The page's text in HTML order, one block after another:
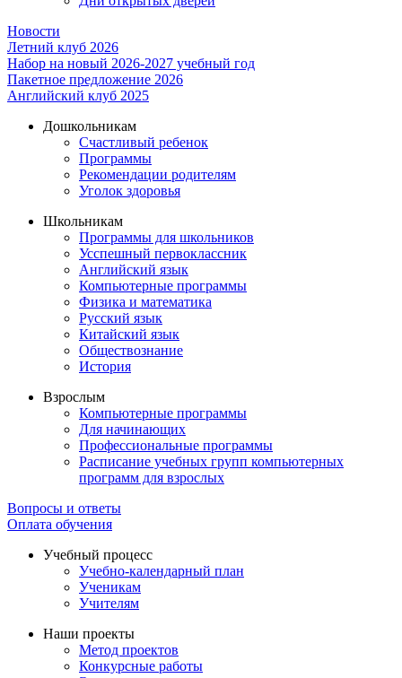
Новости
Летний клуб 2026
Набор на новый 2026-2027 учебный год
Пакетное предложение 2026
Английский клуб 2025
Дошкольникам
Счастливый ребенок
Программы
Рекомендации родителям
Уголок здоровья
Школьникам
Программы для школьников
Усспешный первоклассник
Английский язык
Компьютерные программы
Физика и математика
Русский язык
Китайский язык
Обществознание
История
Взрослым
Компьютерные программы
Для начинающих
Профессиональные программы
Расписание учебных групп компьютерных
программ для взрослых
Вопросы и ответы
Оплата обучения
Учебный процесс
Учебно-календарный план
Ученикам
Учителям
Наши проекты
Метод проектов
Конкурсные работы